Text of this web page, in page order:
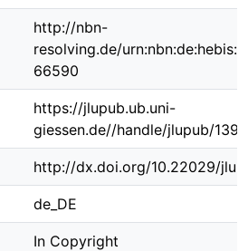
http://nbn-
resolving.de/
66590
https://jlupub.ub.uni-
giessen.de//handle/jlupub/
http://dx.doi.org/10.22029/
de_DE
In Copyright